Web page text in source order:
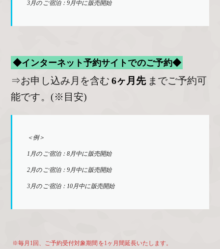
3月のご宿泊：9月中に販売開始
◆インターネット予約サイトでのご予約◆
⇒お申し込み月を含む 6ヶ月先 までご予約可
能です。(※目安)
＜例＞
1月のご宿泊：8月中に販売開始
2月のご宿泊：9月中に販売開始
3月のご宿泊：10月中に販売開始
※毎月1回、ご予約受付対象期間を1ヶ月間延長いたします。